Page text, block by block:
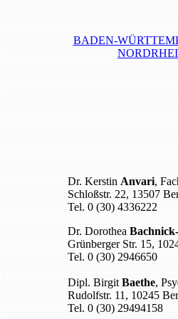
BADEN-
Dr. Kerstin Anvari,
Schloßstr. 22, 13507
Tel. 0 (30) 4336222
Dr. Dorothea
Grünberger Str. 15,
Tel. 0 (30) 2946650
Dipl. Birgit Baethe,
Rudolfstr. 11, 10245
Tel. 0 (30) 29494158